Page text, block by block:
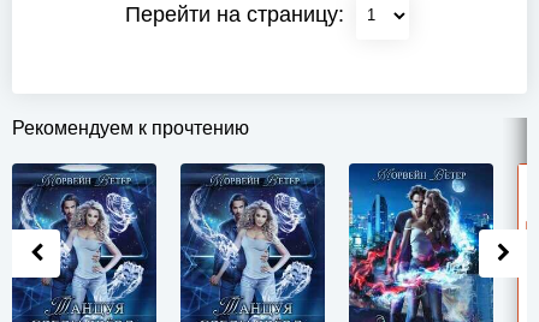
Перейти на страницу:
Рекомендуем к прочтению